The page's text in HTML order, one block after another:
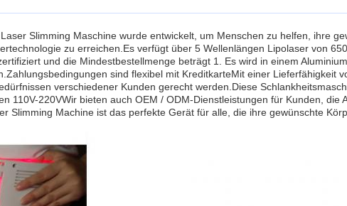
Slimming Maschine wurde entwickelt, um Menschen zu helfen, ihre
zu erreichen.Es verfügt über 5 Wellenlängen Lipolaser von
und die Mindestbestellmenge beträgt 1. Es wird in einem
sind flexibel mit KreditkarteMit einer Lieferfähigkeit
verschiedener Kunden gerecht werden.Diese
110V-220VWir bieten auch OEM / ODM-Dienstleistungen für Kunden, die
Slimming Machine ist das perfekte Gerät für alle, die ihre gewünschte